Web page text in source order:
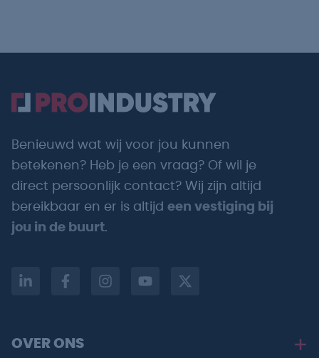
Benieuwd wat wij voor jou kunnen
betekenen? Heb je een vraag? Of wil je
direct persoonlijk contact? Wij zijn altijd
bereikbaar en er is altijd een vestiging bij
jou in de buurt.
OVER ONS